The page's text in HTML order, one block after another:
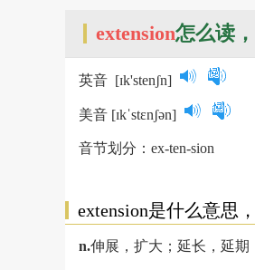
extension怎么读，
英音 [ɪk'stenʃn]
美音 [ɪkˈstɛnʃən]
音节划分：ex-ten-sion
extension是什么意思
n.伸展，扩大；延长，延